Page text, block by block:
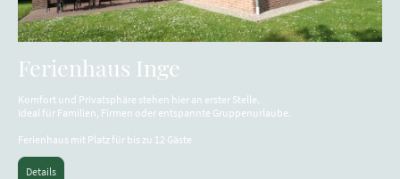
Ferienhaus Inge
Komfort und Privatsphäre stehen hier an erster Stelle.
Ideal für Familien, Firmen oder entspannte Gruppenurlaube.
Ferienhaus mit Platz für bis zu 12 Gäste
Details